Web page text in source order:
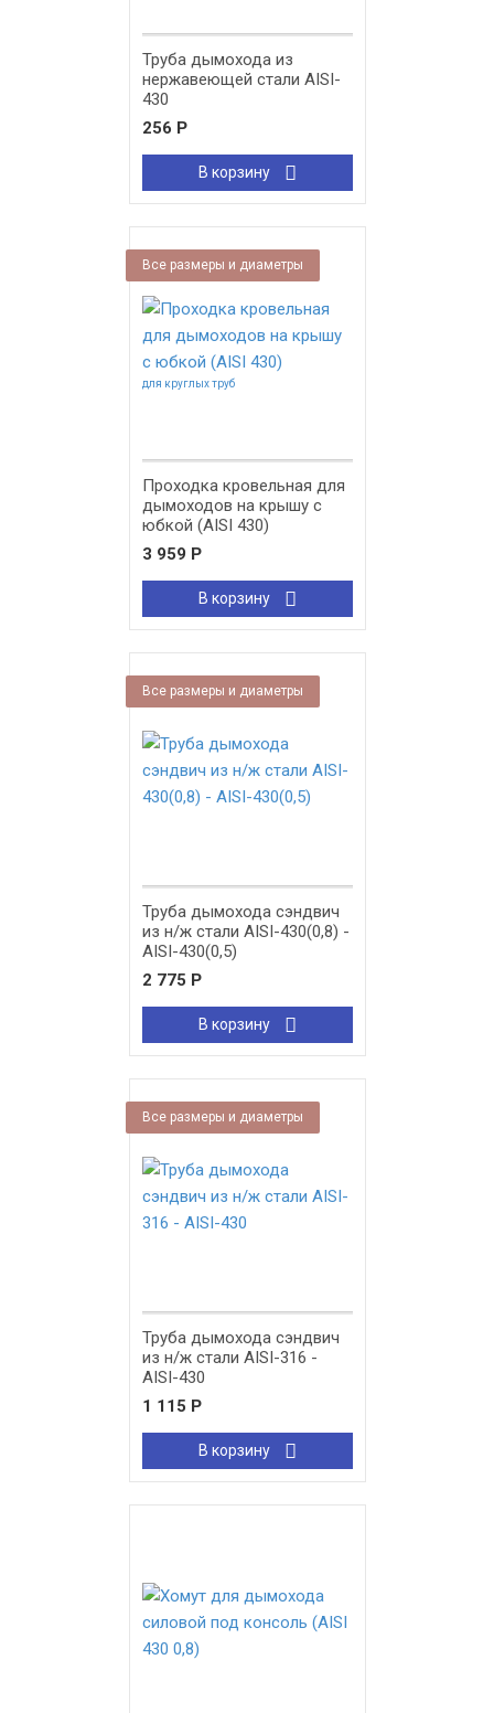
Труба дымохода из
нержавеющей стали AISI-
430
256 Р
В корзину
Все размеры и диаметры
для круглых труб
Проходка кровельная для
дымоходов на крышу с
юбкой (AISI 430)
3 959 Р
В корзину
Все размеры и диаметры
Труба дымохода сэндвич
из н/ж стали AISI-430(0,8) -
AISI-430(0,5)
2 775 Р
В корзину
Все размеры и диаметры
Труба дымохода сэндвич
из н/ж стали AISI-316 -
AISI-430
1 115 Р
В корзину